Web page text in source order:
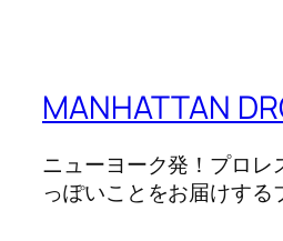
MANHATTAN
ニューヨーク発！プロレ
っぽいことをお届けする